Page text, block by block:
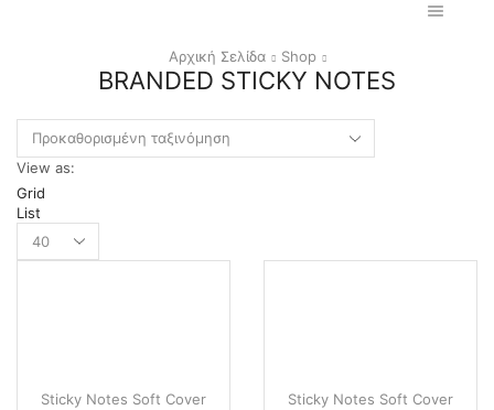
Αρχική Σελίδα Shop
BRANDED STICKY NOTES
View as:
Grid
List
Products
per
Sticky Notes Soft Cover Sticky Notes Soft Cover